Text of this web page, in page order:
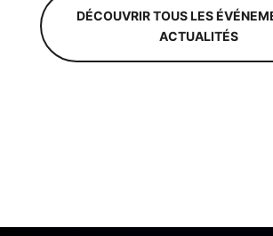
DÉCOUVRIR TOUS LES
ACTUALITÉS